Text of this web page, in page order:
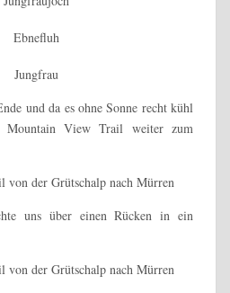
und da es ohne Sonne recht kühl
View Trail weiter zum
uns über einen Rücken in ein